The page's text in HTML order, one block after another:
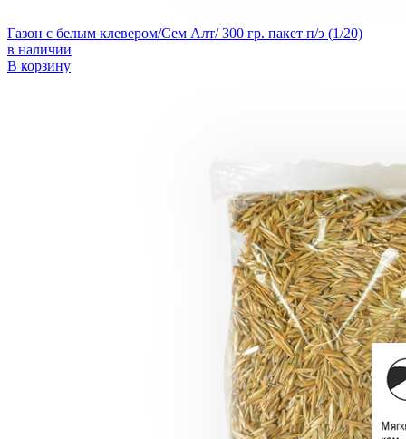
Газон с белым клевером/Сем Алт/ 300 гр. пакет п/э (1/20)
в наличии
В корзину